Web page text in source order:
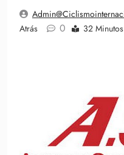
Atrás
0 32 Minutos